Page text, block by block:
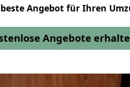
beste Angebot für Ihren
Angebote